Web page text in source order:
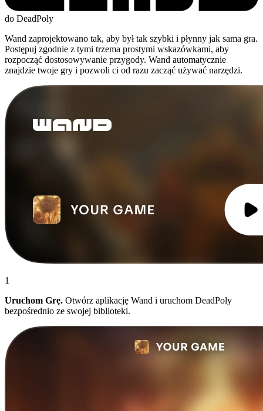
do DeadPoly
Wand zaprojektowano tak, aby był tak szybki i płynny jak sama gra.
Postępuj zgodnie z tymi trzema prostymi wskazówkami, aby
rozpocząć dostosowywanie przygody. Wand automatycznie
znajdzie twoje gry i pozwoli ci od razu zacząć używać narzędzi.
1
Uruchom Grę. Otwórz aplikację Wand i uruchom DeadPoly
bezpośrednio ze swojej biblioteki.